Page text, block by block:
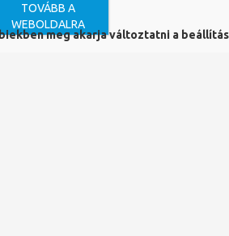
TOVÁBB A
WEBOLDALRA
meg akarja változtatni a